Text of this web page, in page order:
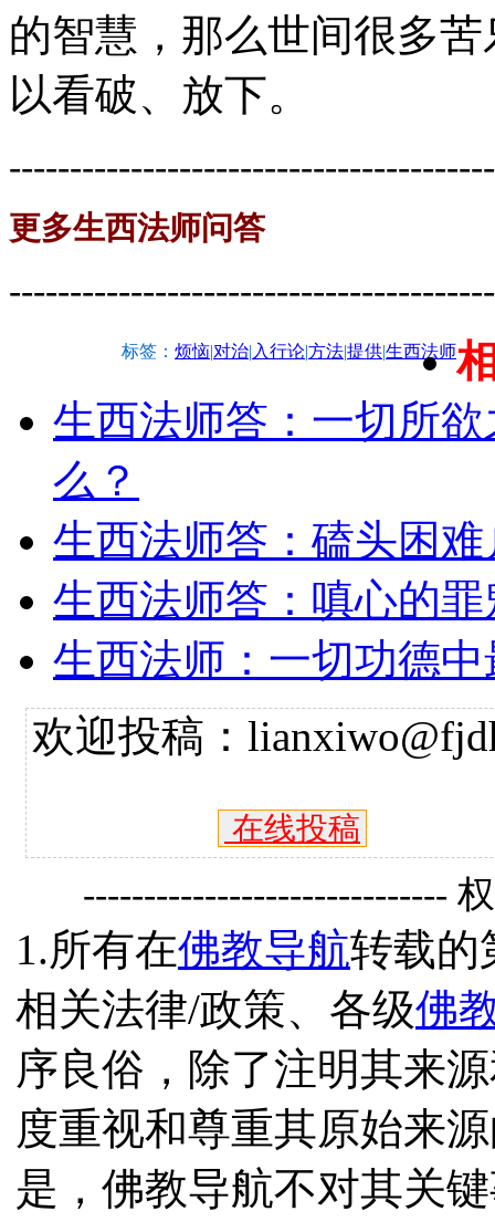
的智慧，那么世间很多
以看破、放下。
更多生西法师问答
标签： 烦恼|对治| 入行论|方法|提供|生西法师
生西法师答：一切所
么？
生西法师答：磕头困
生西法师答：嗔心的
生西法师：一切功德
欢迎投稿：
在线投稿
------------------------------
1.所有在佛教导航转载的
相关法律/政策、各级佛
序良俗，除了注明其来
度重视和尊重其原始来
是，佛教导航不对其关